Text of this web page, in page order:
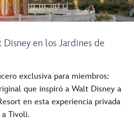
en los Jardines de
exclusiva para miembros:
que inspiró a Walt Disney a
en esta experiencia privada
Tivoli.